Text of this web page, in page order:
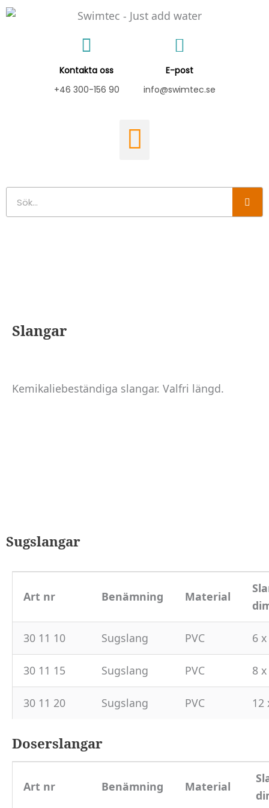
Hoppa
Kontakta oss
+46 300-156 90
E-post
info@swimtec.se
Slangar
Kemikaliebeständiga slangar. Valfri längd.
Sugslangar
Art nr Benämning Material
30 11 10 Sugslang PVC 6
30 11 15 Sugslang PVC 8
30 11 20 Sugslang PVC 12
Doserslangar
Art nr Benämning Material
behövs för
att hemsidan
fungera.
Statistik
För att vi ska
kunna
hemsidans
uppbyggnad,
hemsidan